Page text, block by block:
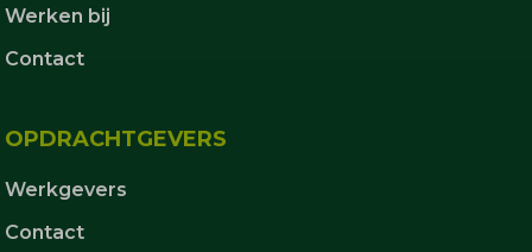
Werken bij
Contact
OPDRACHTGEVERS
Werkgevers
Contact